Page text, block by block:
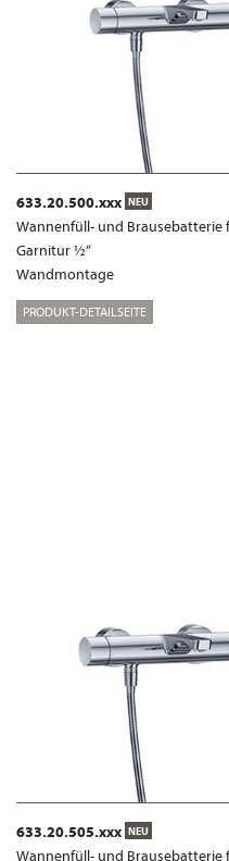
633.20.500.xxx NEU
Wannenfüll- und
Garnitur ½“
Wandmontage
PRODUKT-DETAILSEITE
633.20.505.xxx NEU
Wannenfüll- und